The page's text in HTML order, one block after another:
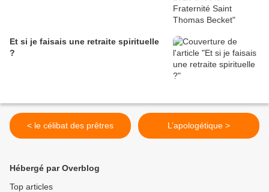
Et si je faisais une retraite spirituelle
?
< le célibat des prêtres L’apologétique >
Hébergé par Overblog
Top articles